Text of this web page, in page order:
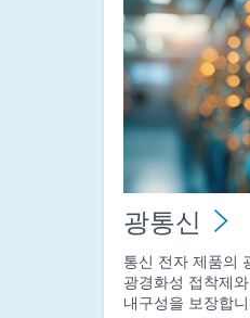
광통신
통신 전자 제품의
광경화성 접착제
내구성을 보장합